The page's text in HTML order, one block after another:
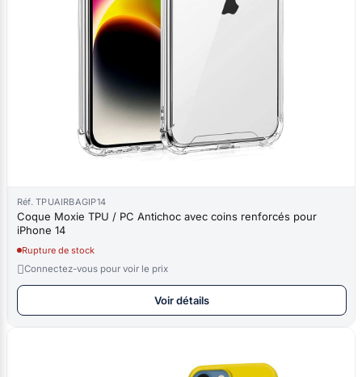
Réf. TPUAIRBAGIP14
Coque Moxie TPU / PC Antichoc avec coins renforcés pour
iPhone 14
Rupture de stock
Connectez-vous pour voir le prix
Voir détails